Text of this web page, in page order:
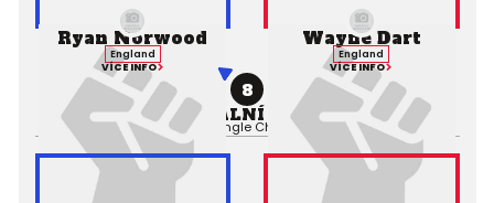
Ryan Norwood
England
VÍCE INFO
8
PROFESIONÁLNÍ ZÁPAS MMA
Výsledek:Submission (Triangle Choke), 1. kolo 0:00,Rozhodčí:
Wayne Dart
England
VÍCE INFO